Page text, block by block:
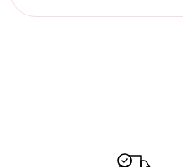
Ürün fiyatı diğer sitelerden